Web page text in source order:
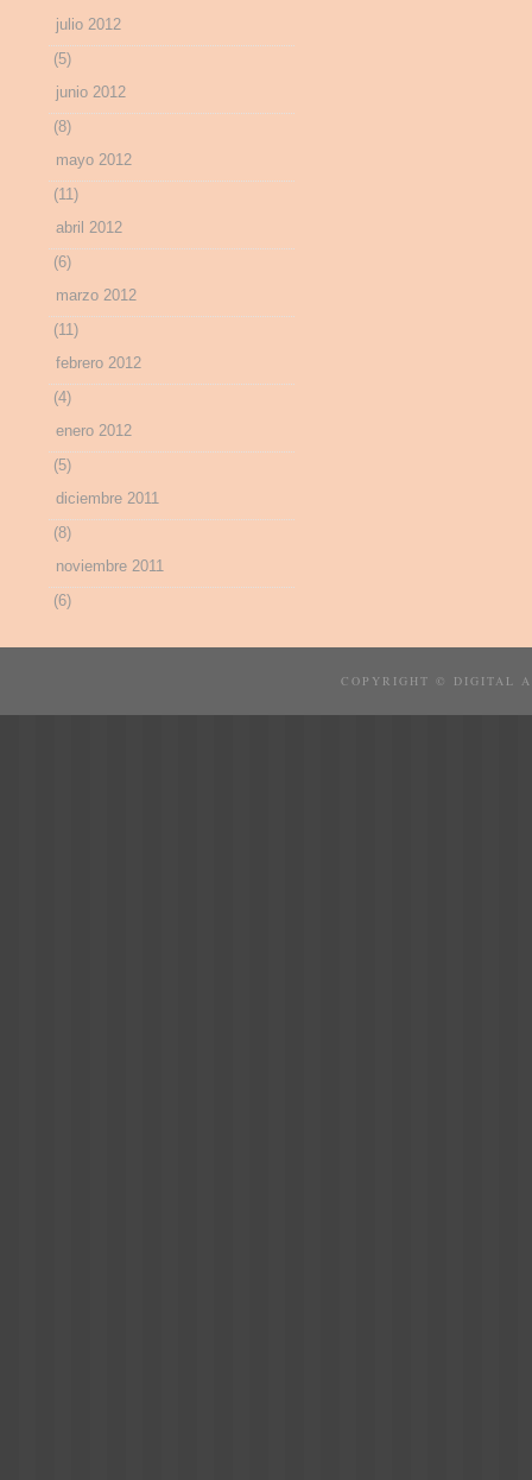
julio 2012
(5)
junio 2012
(8)
mayo 2012
(11)
abril 2012
(6)
marzo 2012
(11)
febrero 2012
(4)
enero 2012
(5)
diciembre 2011
(8)
noviembre 2011
(6)
COPYRIGHT © DIGITAL